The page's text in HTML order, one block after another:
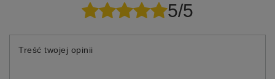
5/5
Treść twojej opinii